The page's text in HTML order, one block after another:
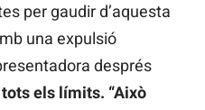
per gaudir d’aquesta
una expulsió
després
tots els límits. “Això